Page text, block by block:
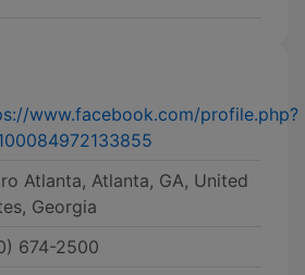
www.facebook.com/profile.php?
Atlanta, Atlanta, GA, United
Georgia
674-2500